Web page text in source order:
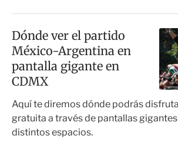
Dónde ver el partido
México-Argentina en
pantalla gigante en
CDMX
Aquí te diremos dónde podrás
gratuita a través de pantallas
distintos espacios.